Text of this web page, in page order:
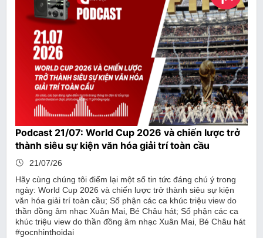
Podcast 21/07: World Cup 2026 và chiến lược trở
thành siêu sự kiện văn hóa giải trí toàn cầu
21/07/26
Hãy cùng chúng tôi điểm lại một số tin tức đáng chú ý trong
ngày: World Cup 2026 và chiến lược trở thành siêu sự kiện
văn hóa giải trí toàn cầu; Số phận các ca khúc triệu view do
thần đồng âm nhạc Xuân Mai, Bé Châu hát; Số phận các ca
khúc triệu view do thần đồng âm nhạc Xuân Mai, Bé Châu hát
#gocnhinthoidai